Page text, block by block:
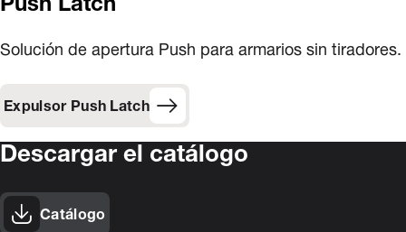
Push Latch
Solución de apertura Push para armarios sin tiradores.
Expulsor Push Latch
Descargar el catálogo
Catálogo